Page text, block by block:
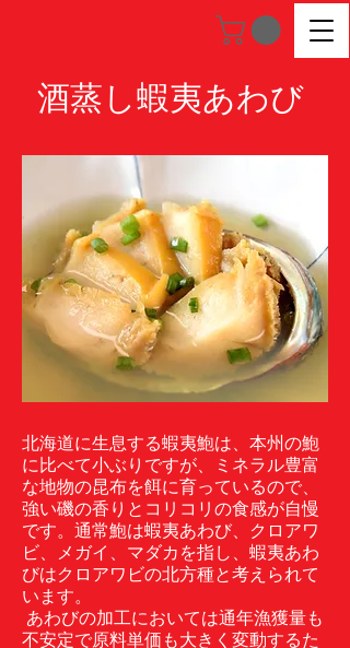
酒蒸し蝦夷あわび
北海道に生息する蝦夷鮑は、本州の鮑
に比べて小ぶりですが、ミネラル豊富
な地物の昆布を餌に育っているので、
強い磯の香りとコリコリの食感が自慢
です。 通常鮑は蝦夷あわび、クロアワ
ビ、メガイ、マダカを指し、蝦夷あわ
びはクロアワビの北方種と考えられて
います。
あわびの加工においては通年漁獲量も
不安定で原料単価も大きく変動するた